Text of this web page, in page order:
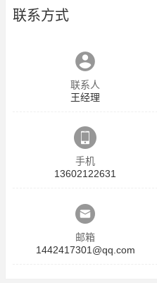
联系方式
联系人
王经理
手机
13602122631
邮箱
1442417301@qq.com